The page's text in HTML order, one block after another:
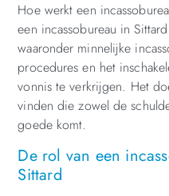
Hoe werkt een
een incassobureau in
waaronder minnelijke
procedures en het
vonnis te verkrijgen. Het
vinden die zowel de
goede komt.
De rol van een
Sittard